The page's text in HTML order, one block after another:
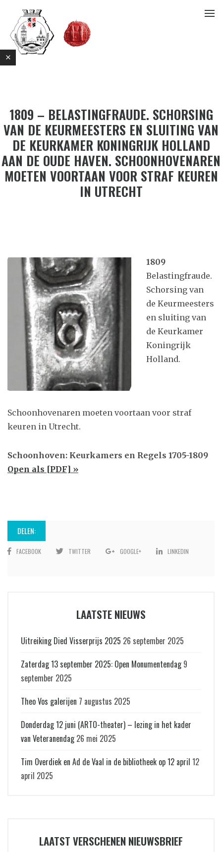
1809 – BELASTINGFRAUDE. SCHORSING
VAN DE KEURMEESTERS EN SLUITING VAN
DE KEURKAMER KONINGRIJK HOLLAND
AAN DE OUDE HAVEN. SCHOONHOVENAREN
MOETEN VOORTAAN VOOR STRAF KEUREN
IN UTRECHT
1809
Belastingfraude.
Schorsing van
de Keurmeesters
en sluiting van
de Keurkamer
Koningrijk
Holland.
Schoonhovenaren moeten voortaan voor straf
keuren in Utrecht.
Schoonhoven: Keurkamers en Regels 1705-1809
Open als [PDF] »
DELEN:
FACEBOOK TWITTER GOOGLE+ LINKEDIN
LAATSTE NIEUWS
Uitreiking Died Visserprijs 2025 26 september 2025
Zaterdag 13 september 2025: Open Monumentendag 9
september 2025
Theo Vos galerijen 7 augustus 2025
Donderdag 12 juni (ARTO-theater) – lezing in het kader
van Veteranendag 26 mei 2025
Tim Overdiek en Ad de Vaal in de bibliotheek op 12 april 12
april 2025
LAATST VERSCHENEN NIEUWSBRIEF